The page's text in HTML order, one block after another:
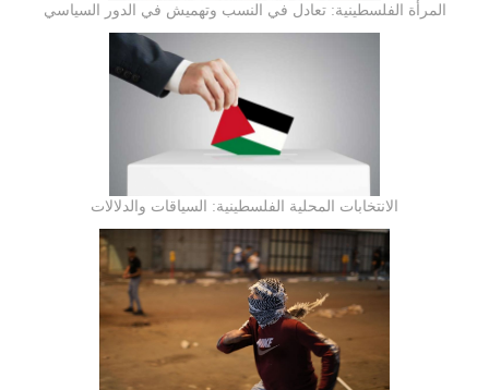
المرأة الفلسطينية: تعادل في النسب وتهميش في الدور السياسي
الانتخابات المحلية الفلسطينية: السياقات والدلالات